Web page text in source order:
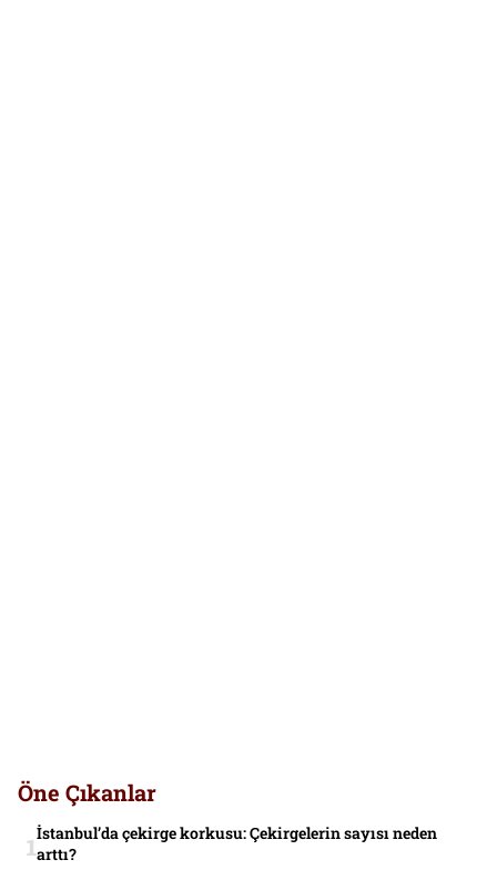
Öne Çıkanlar
İstanbul’da çekirge korkusu: Çekirgelerin sayısı neden
arttı?